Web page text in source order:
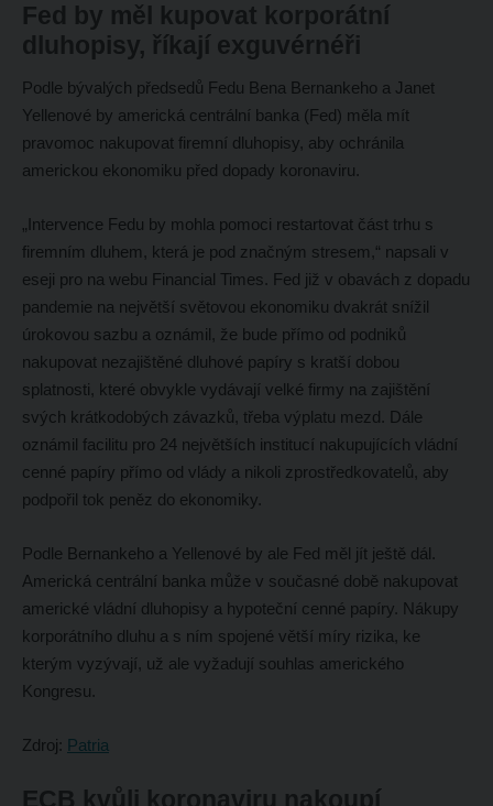
Fed by měl kupovat korporátní
dluhopisy, říkají exguvérnéři
Podle bývalých předsedů Fedu Bena Bernankeho a Janet
Yellenové by americká centrální banka (Fed) měla mít
pravomoc nakupovat firemní dluhopisy, aby ochránila
americkou ekonomiku před dopady koronaviru.
„Intervence Fedu by mohla pomoci restartovat část trhu s
firemním dluhem, která je pod značným stresem,“ napsali v
eseji pro na webu Financial Times. Fed již v obavách z dopadu
pandemie na největší světovou ekonomiku dvakrát snížil
úrokovou sazbu a oznámil, že bude přímo od podniků
nakupovat nezajištěné dluhové papíry s kratší dobou
splatnosti, které obvykle vydávají velké firmy na zajištění
svých krátkodobých závazků, třeba výplatu mezd. Dále
oznámil facilitu pro 24 největších institucí nakupujících vládní
cenné papíry přímo od vlády a nikoli zprostředkovatelů, aby
podpořil tok peněz do ekonomiky.
Podle Bernankeho a Yellenové by ale Fed měl jít ještě dál.
Americká centrální banka může v současné době nakupovat
americké vládní dluhopisy a hypoteční cenné papíry. Nákupy
korporátního dluhu a s ním spojené větší míry rizika, ke
kterým vyzývají, už ale vyžadují souhlas amerického
Kongresu.
Zdroj: Patria
ECB kvůli koronaviru nakoupí